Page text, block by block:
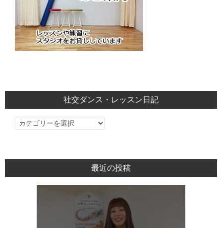
社交ダンス・レッスン日記
社
ン
最近の投稿